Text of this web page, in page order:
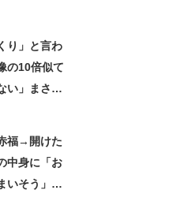
り」と言わ
の10倍似て
い」まさか
福→開けた
身に「お
いそう」